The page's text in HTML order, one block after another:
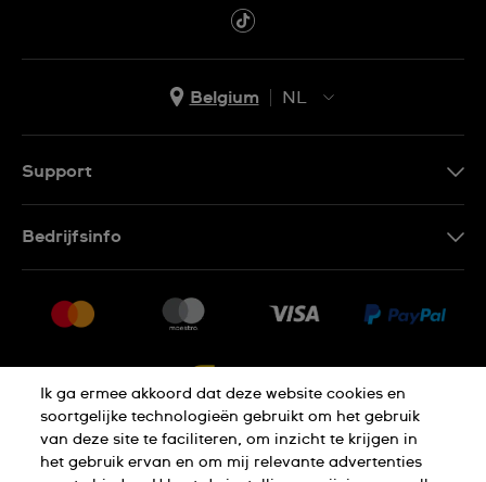
Belgium
NL
Support
Retournering
Verkoopvoorwaarden
Annulering van de overeenkomst
Bedrijfsinfo
Vacatures
Privacy Verklaring Cookies
Ik ga ermee akkoord dat deze website cookies en
soortgelijke technologieën gebruikt om het gebruik
van deze site te faciliteren, om inzicht te krijgen in
het gebruik ervan en om mij relevante advertenties